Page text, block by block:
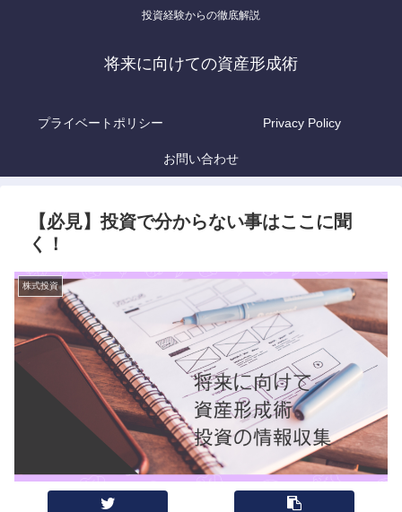
投資経験からの徹底解説
将来に向けての資産形成術
プライベートポリシー Privacy Policy
お問い合わせ
【必見】投資で分からない事はここに聞
く！
株式投資